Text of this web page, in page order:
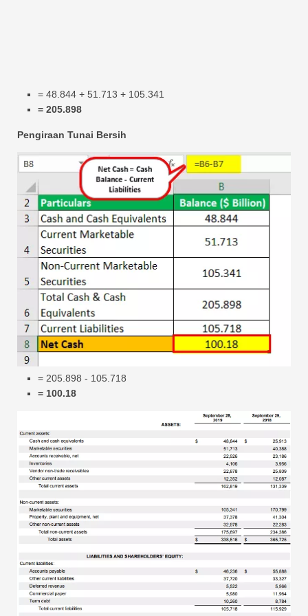
= 48.844 + 51.713 + 105.341
= 205.898
Pengiraan Tunai Bersih
= 205.898 - 105.718
= 100.18